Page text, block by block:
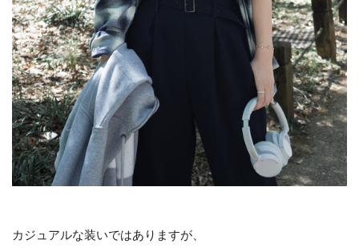
カジュアルな装いではありますが、